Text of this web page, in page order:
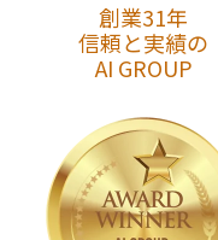
創業31年
信頼と実績の
AI GROUP